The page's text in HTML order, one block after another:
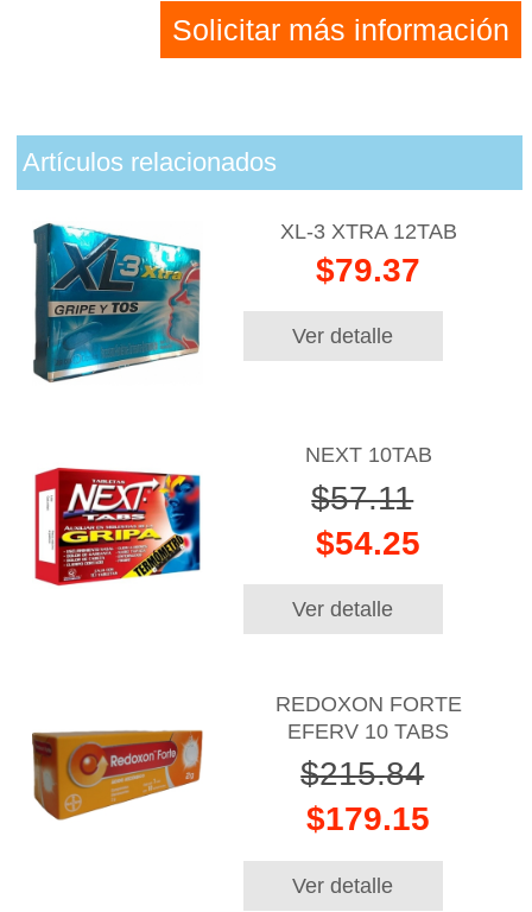
Solicitar más información
Artículos relacionados
XL-3 XTRA 12TAB
$79.37
Ver detalle
NEXT 10TAB
$57.11
$54.25
Ver detalle
REDOXON FORTE
EFERV 10 TABS
$215.84
$179.15
Ver detalle